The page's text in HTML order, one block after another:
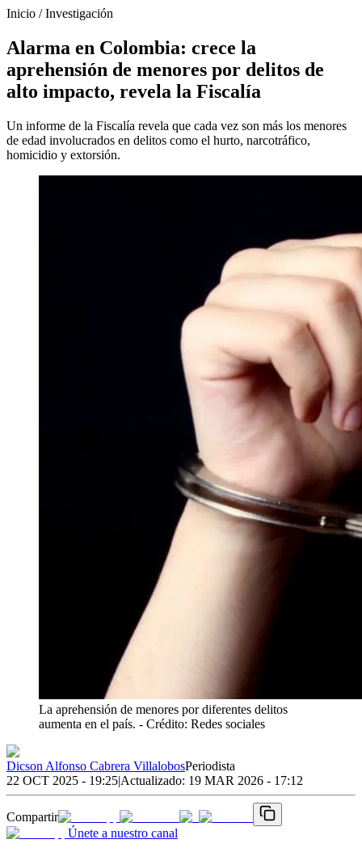
Inicio /Investigación
Alarma en Colombia: crece la
aprehensión de menores por delitos de
alto impacto, revela la Fiscalía
Un informe de la Fiscalía revela que cada vez son más los menores
de edad involucrados en delitos como el hurto, narcotráfico,
homicidio y extorsión.
La aprehensión de menores por diferentes delitos
aumenta en el país. - Crédito: Redes sociales
Dicson Alfonso Cabrera VillalobosPeriodista
22 OCT 2025 - 19:25|Actualizado: 19 MAR 2026 - 17:12
Compartir
Únete a nuestro canal